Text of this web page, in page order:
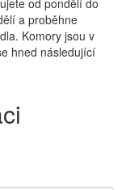
od pondělí do
a proběhne
Komory jsou v
hned následující